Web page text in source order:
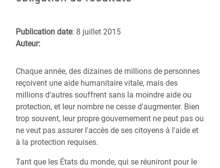
Publication date: 8 juillet 2015
Auteur:
Chaque année, des dizaines de millions de personnes
reçoivent une aide humanitaire vitale, mais des
millions d'autres souffrent sans la moindre aide ou
protection, et leur nombre ne cesse d'augmenter. Bien
trop souvent, leur propre gouvernement ne peut pas ou
ne veut pas assurer l'accès de ses citoyens à l'aide et
à la protection requises.
Tant que les États du monde, qui se réuniront pour le